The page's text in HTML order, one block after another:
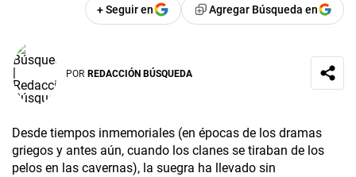
+ Seguir en Agregar Búsqueda en
POR REDACCIÓN BÚSQUEDA
Desde tiempos inmemoriales (en épocas de los dramas
griegos y antes aún, cuando los clanes se tiraban de los
pelos en las cavernas), la suegra ha llevado sin